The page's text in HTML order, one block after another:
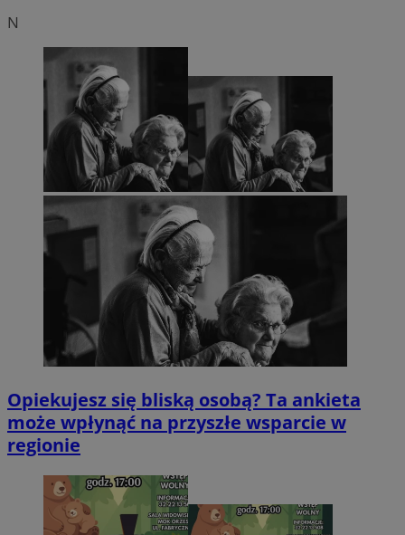
N
Opiekujesz się bliską osobą? Ta ankieta
może wpłynąć na przyszłe wsparcie w
regionie